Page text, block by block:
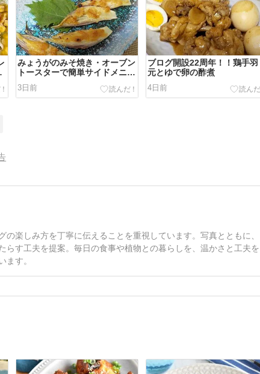
みょうがのみそ焼き・オーブン
トースターで簡単サイドメニュ
ー！
3日前
ブログ開設22周年！！鶏手羽
元とゆで卵の酢煮
4日前
楽しみ方を丁寧に伝えることを重視しています。写真とともに、
す工夫を提案。毎日の食事や植物との暮らしを、温かさと工夫を
ます。